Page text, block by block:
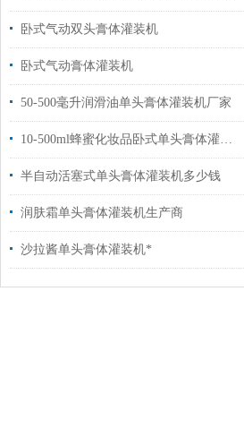
卧式气动双头膏体灌装机
卧式气动膏体灌装机
50-500毫升润滑油单头膏体灌装机厂家
10-500ml蜂蜜化妆品卧式单头膏体灌装机
半自动活塞式单头膏体灌装机多少钱
润肤霜单头膏体灌装机生产商
沙拉酱单头膏体灌装机*